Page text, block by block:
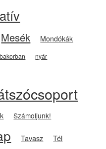
Mesék
Mondókák
nyár
Számoljunk!
Tavasz Tél